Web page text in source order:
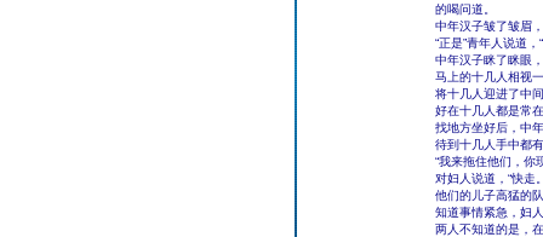
的喝问道。
中年汉子皱了皱眉
“正是”青年人说道
中年汉子眯了眯眼
马上的十几人相视
将十几人迎进了中
好在十几人都是常
找地方坐好后，中
待到十几人手中都
“我来拖住他们，你
对妇人说道，“快走
他们的儿子高猛的
知道事情紧急，妇
两人不知道的是，